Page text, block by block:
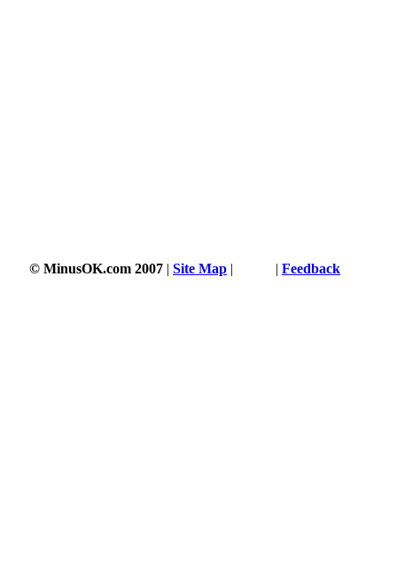
© MinusOK.com 2007 | Site Map | | Feedback